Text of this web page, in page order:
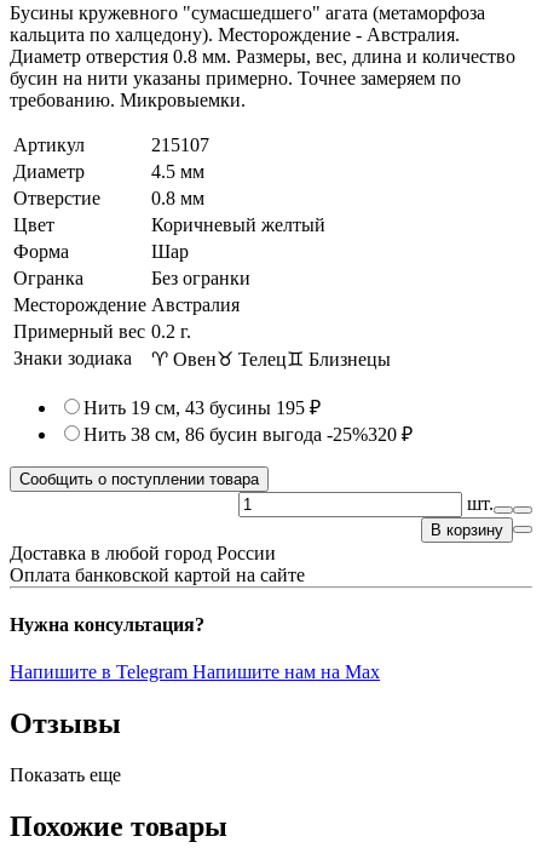
Бусины кружевного "сумасшедшего" агата (метаморфоза
кальцита по халцедону). Месторождение - Австралия.
Диаметр отверстия 0.8 мм. Размеры, вес, длина и количество
бусин на нити указаны примерно. Точнее замеряем по
требованию. Микровыемки.
Артикул
215107
Диаметр
4.5 мм
Отверстие
0.8 мм
Цвет
Коричневый желтый
Форма
Шар
Огранка
Без огранки
Месторождение Австралия
Примерный вес 0.2 г.
Знаки зодиака
♈ Овен♉ Телец♊ Близнецы
Нить 19 см, 43 бусины 195 ₽
Нить 38 см, 86 бусин выгода -25%320 ₽
Сообщить о поступлении товара
шт.
В корзину
Доставка в любой город России
Оплата банковской картой на сайте
Нужна консультация?
Напишите в Telegram Напишите нам на Max
Отзывы
Показать еще
Похожие товары